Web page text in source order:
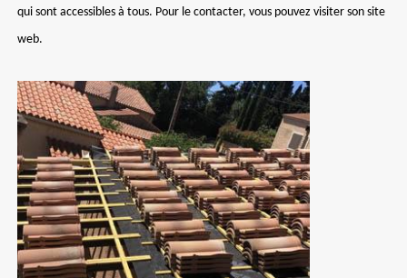
qui sont accessibles à tous. Pour le contacter, vous pouvez visiter son site
web.